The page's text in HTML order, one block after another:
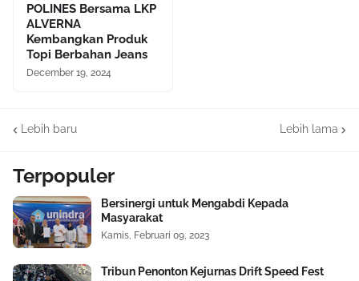
POLINES Bersama LKP
ALVERNA
Kembangkan Produk
Topi Berbahan Jeans
December 19, 2024
Lebih baru Lebih lama
Terpopuler
Bersinergi untuk Mengabdi Kepada
Masyarakat
Kamis, Februari 09, 2023
Tribun Penonton Kejurnas Drift Speed Fest